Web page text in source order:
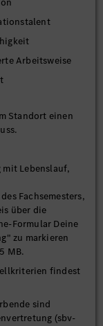
Arbeitsweise
Standort einen
Lebenslauf,
Fachsemesters,
über die
Formular Deine
zu markieren
MB.
findest
sind
(sbv-